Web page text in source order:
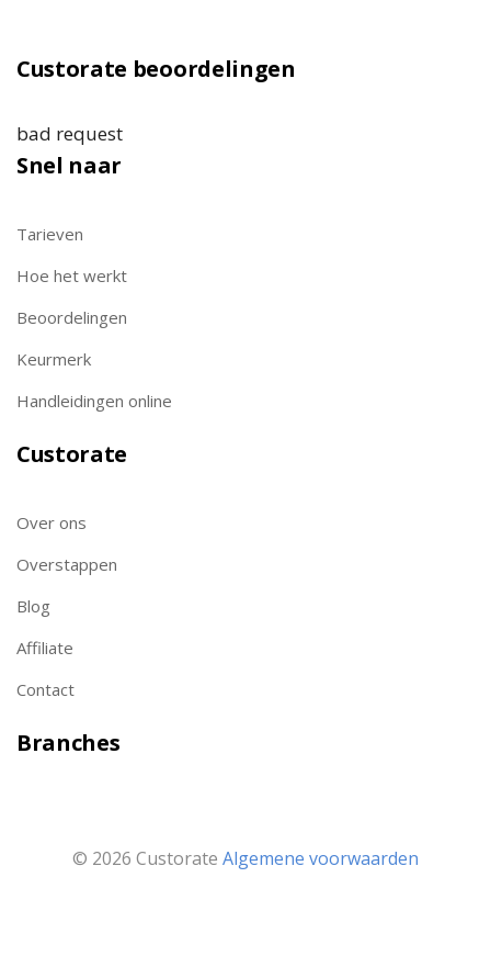
Custorate beoordelingen
bad request
Snel naar
Tarieven
Hoe het werkt
Beoordelingen
Keurmerk
Handleidingen online
Custorate
Over ons
Overstappen
Blog
Affiliate
Contact
Branches
© 2026 Custorate Algemene voorwaarden